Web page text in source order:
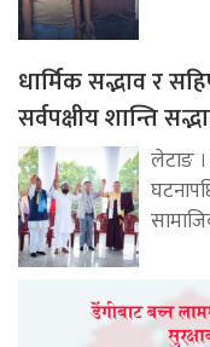
धार्मिक सद्भाव र
सर्वपक्षीय शान्ति
लेटाङ